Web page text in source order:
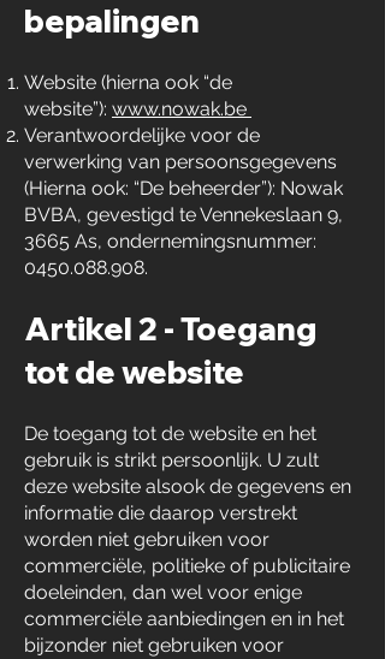
bepalingen
Website (hierna ook “de
website”): www.nowak.be
Verantwoordelijke voor de
verwerking van persoonsgegevens
(Hierna ook: “De beheerder”): Nowak
BVBA, gevestigd te Vennekeslaan 9,
3665 As, ondernemingsnummer:
0450.088.908.
Artikel 2 - Toegang
tot de website
De toegang tot de website en het
gebruik is strikt persoonlijk. U zult
deze website alsook de gegevens en
informatie die daarop verstrekt
worden niet gebruiken voor
commerciële, politieke of publicitaire
doeleinden, dan wel voor enige
commerciële aanbiedingen en in het
bijzonder niet gebruiken voor